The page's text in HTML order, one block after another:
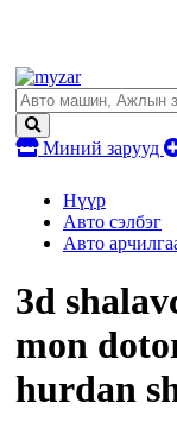
Миний зарууд
Нүүр
Авто сэлбэг
Авто
3d
mon
hurdan